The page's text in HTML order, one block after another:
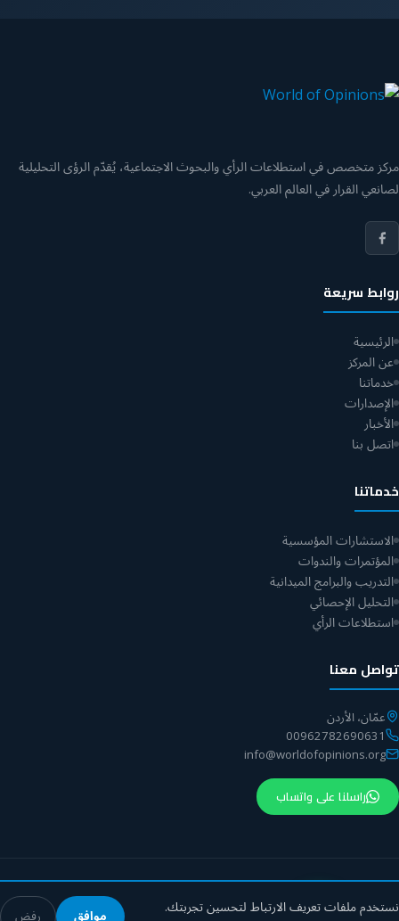
مركز متخصص في استطلاعات الرأي والبحوث الاجتماعية، يُقدّم الرؤى التحليلية
لصانعي القرار في العالم العربي.
روابط سريعة
الرئيسية
عن المركز
خدماتنا
الإصدارات
الأخبار
اتصل بنا
خدماتنا
الاستشارات المؤسسية
المؤتمرات والندوات
التدريب والبرامج الميدانية
التحليل الإحصائي
استطلاعات الرأي
تواصل معنا
عمّان، الأردن
00962782690631
info@worldofopinions.org
راسلنا على واتساب
© 2026 مركز عالم الآراء. جميع الحقوق محفوظة.
نستخدم ملفات تعريف الارتباط لتحسين تجربتك.
موافق رفض